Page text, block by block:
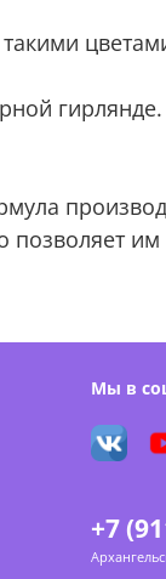
позволяет
Мы в
+7